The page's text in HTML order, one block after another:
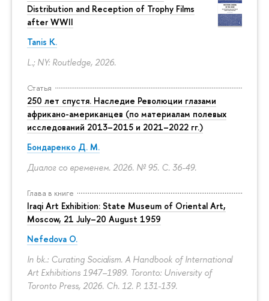
Distribution and Reception of Trophy Films
after WWII
Tanis K.
L.; NY: Routledge, 2026.
Статья
250 лет спустя. Наследие Революции глазами
африкано-американцев (по материалам полевых
исследований 2013–2015 и 2021–2022 гг.)
Бондаренко Д. М.
Диалог со временем. 2026. № 95. С. 36-49.
Глава в книге
Iraqi Art Exhibition: State Museum of Oriental Art,
Moscow, 21 July–20 August 1959
Nefedova O.
In bk.: Curating Socialism. A Handbook of International
Art Exhibitions 1947–1989. Toronto: University of
Toronto Press, 2026. Ch. 12. P. 131-139.